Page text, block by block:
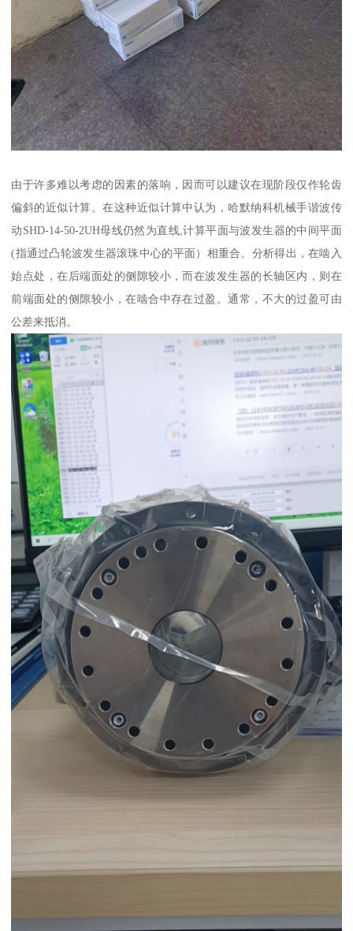
由于许多难以考虑的因素的落响，因而可以建议在现阶段仅作轮齿
偏斜的近似计算。在这种近似计算中认为，哈默纳科机械手谐波传
动SHD-14-50-2UH母线仍然为直线,计算平面与波发生器的中间平面
(指通过凸轮波发生器滚珠中心的平面）相重合。分析得出，在啮入
始点处，在后端面处的侧隙较小，而在波发生器的长轴区内，则在
前端面处的侧隙较小，在啮合中存在过盈。通常，不大的过盈可由
公差来抵消。